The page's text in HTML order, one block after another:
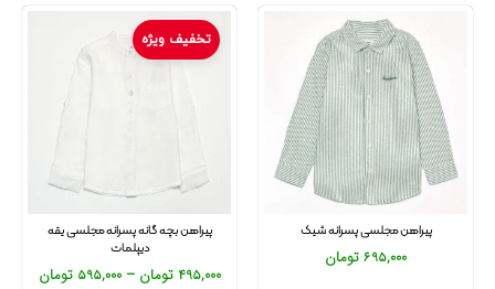
پیراهن مجلسی پسرانه شیک
695,000تومان
تخفیف ویژه
پیراهن بچه گانه پسرانه مجلسی یقه
دیپلمات
495,000 تومان –
595,000 تومان